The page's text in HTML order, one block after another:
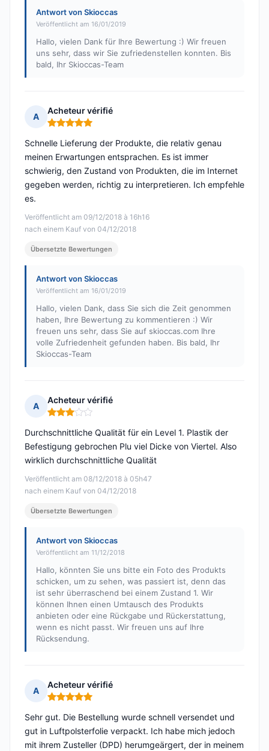
Antwort von Skioccas
Veröffentlicht am 16/01/2019
Hallo, vielen Dank für Ihre Bewertung :) Wir freuen
uns sehr, dass wir Sie zufriedenstellen konnten. Bis
bald, Ihr Skioccas-Team
A
Acheteur vérifié
Hinweis: 5 von 5
Veröffentlicht am 09/12/2018 à 16h16
nach einem Kauf von 04/12/2018
Schnelle Lieferung der Produkte, die relativ genau
meinen Erwartungen entsprachen. Es ist immer
schwierig, den Zustand von Produkten, die im Internet
gegeben werden, richtig zu interpretieren. Ich empfehle
es.
Übersetzte Bewertungen
Antwort von Skioccas
Veröffentlicht am 16/01/2019
Hallo, vielen Dank, dass Sie sich die Zeit genommen
haben, Ihre Bewertung zu kommentieren :) Wir
freuen uns sehr, dass Sie auf skioccas.com Ihre
volle Zufriedenheit gefunden haben. Bis bald, Ihr
Skioccas-Team
A
Acheteur vérifié
Hinweis: 3 von 5
Veröffentlicht am 08/12/2018 à 05h47
nach einem Kauf von 04/12/2018
Durchschnittliche Qualität für ein Level 1. Plastik der
Befestigung gebrochen Plu viel Dicke von Viertel. Also
wirklich durchschnittliche Qualität
Übersetzte Bewertungen
Antwort von Skioccas
Veröffentlicht am 11/12/2018
Hallo, könnten Sie uns bitte ein Foto des Produkts
schicken, um zu sehen, was passiert ist, denn das
ist sehr überraschend bei einem Zustand 1. Wir
können Ihnen einen Umtausch des Produkts
anbieten oder eine Rückgabe und Rückerstattung,
wenn es nicht passt. Wir freuen uns auf Ihre
Rücksendung.
A
Acheteur vérifié
Hinweis: 5 von 5
Sehr gut. Die Bestellung wurde schnell versendet und
gut in Luftpolsterfolie verpackt. Ich habe mich jedoch
mit ihrem Zusteller (DPD) herumgeärgert, der in meinem